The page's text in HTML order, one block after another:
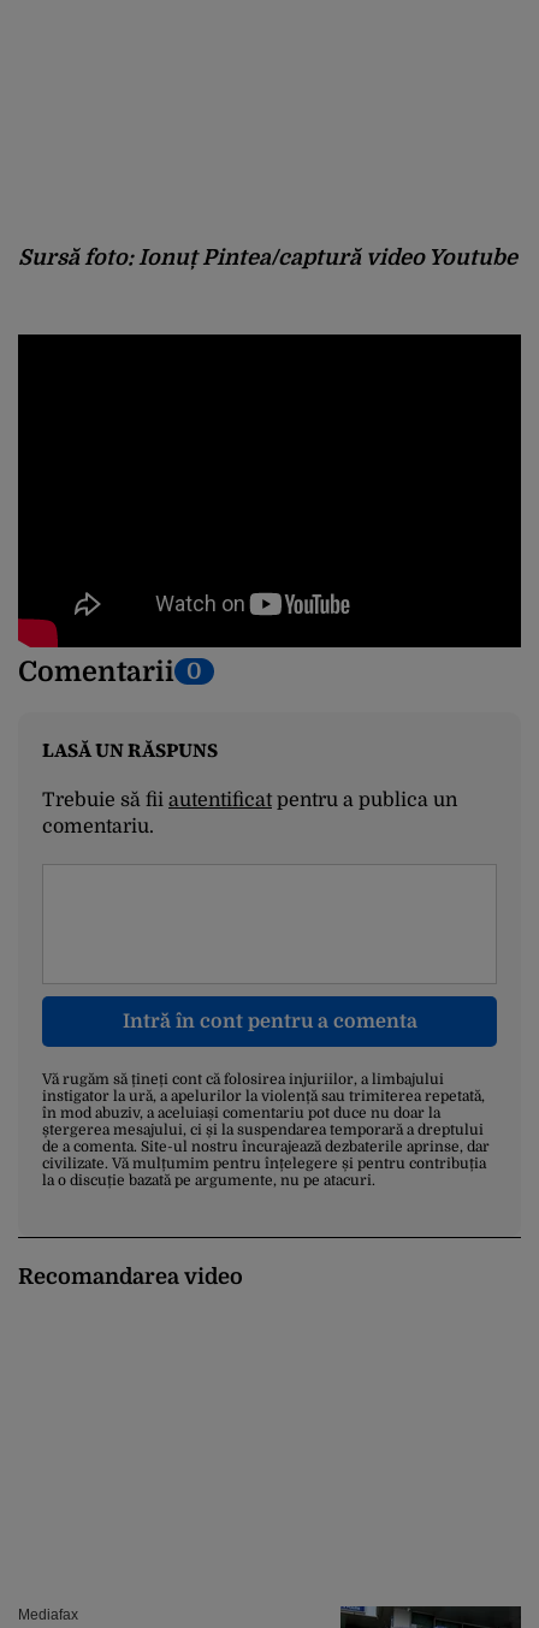
Sursă foto: Ionuț Pintea/captură video Youtube
Comentarii 0
LASĂ UN RĂSPUNS
Trebuie să fii autentificatpentru a publica un
comentariu.
Intră în cont pentru a comenta
Vă rugăm să țineți cont că folosirea injuriilor, a limbajului
instigator la ură, a apelurilor la violență sau trimiterea repetată,
în mod abuziv, a aceluiași comentariu pot duce nu doar la
ștergerea mesajului, ci și la suspendarea temporară a dreptului
de a comenta. Site-ul nostru încurajează dezbaterile aprinse, dar
civilizate. Vă mulțumim pentru înțelegere și pentru contribuția
la o discuție bazată pe argumente, nu pe atacuri.
Recomandarea video
Mediafax